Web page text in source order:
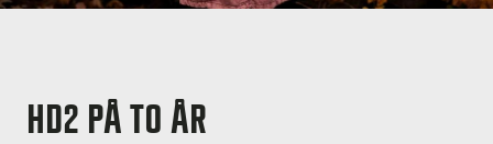
HD2 PÅ TO ÅR